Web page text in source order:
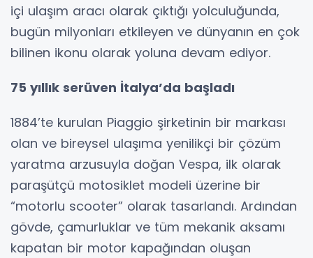
içi ulaşım aracı olarak çıktığı yolculuğunda,
bugün milyonları etkileyen ve dünyanın en çok
bilinen ikonu olarak yoluna devam ediyor.
75 yıllık serüven İtalya’da başladı
1884’te kurulan Piaggio şirketinin bir markası
olan ve bireysel ulaşıma yenilikçi bir çözüm
yaratma arzusuyla doğan Vespa, ilk olarak
paraşütçü motosiklet modeli üzerine bir
“motorlu scooter” olarak tasarlandı. Ardından
gövde, çamurluklar ve tüm mekanik aksamı
kapatan bir motor kapağından oluşan